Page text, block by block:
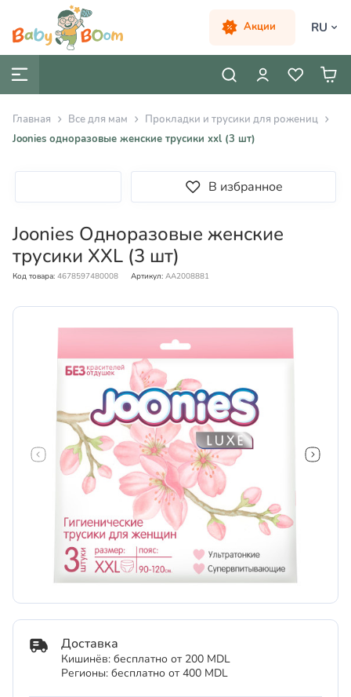
Акции RU
Главная Все для мам
Прокладки и трусики для рожениц
Joonies одноразовые женские трусики xxl (3 шт)
В избранное
Joonies Одноразовые женские
трусики XXL (3 шт)
Код товара: 4678597480008 Артикул: AA2008881
Доставка
Кишинёв: бесплатно от 200 MDL
Регионы: бесплатно от 400 MDL